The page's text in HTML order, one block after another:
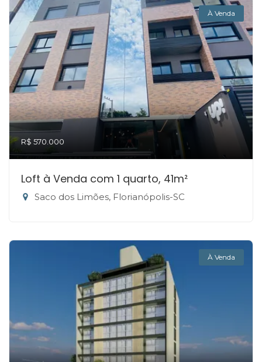
À Venda
R$ 570.000
Loft à Venda com 1 quarto, 41m²
Saco dos Limões, Florianópolis-SC
À Venda